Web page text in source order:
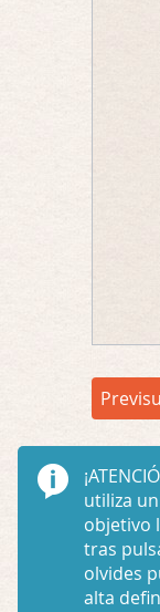
utiliza
objetivo
tras
olvides
alta